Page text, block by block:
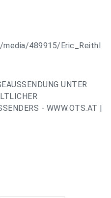
489915/Eric_Reithl
UNTER
- WWW.OTS.AT |